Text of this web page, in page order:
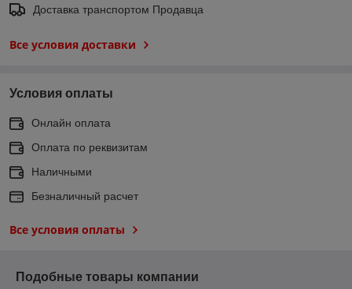
Доставка транспортом Продавца
Все условия доставки
Условия оплаты
Онлайн оплата
Оплата по реквизитам
Наличными
Безналичный расчет
Все условия оплаты
Подобные товары компании